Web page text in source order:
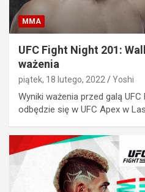
MMA
UFC Fight Night 201:
ważenia
piątek, 18 lutego, 2022 Yoshi
Wyniki ważenia przed galą
odbędzie się w UFC Apex w